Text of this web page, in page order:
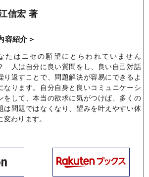
信宏 著
容紹介＞
たはニセの願望にとらわれていません
人は自分に良い質問をし、良い自己対話
り返すことで、問題解決が容易にできるよ
なります。自分自身と良いコミュニケーシ
をして、本当の欲求に気がつけば、多くの
は問題ではなくなり、望みを叶えやすい体
変わります。